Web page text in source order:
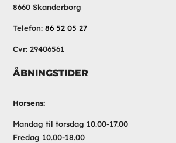
8660 Skanderborg
Telefon:86 52 05 27
Cvr: 29406561
ÅBNINGSTIDER
Horsens:
Mandag til torsdag 10.00-17.00
Fredag 10.00-18.00